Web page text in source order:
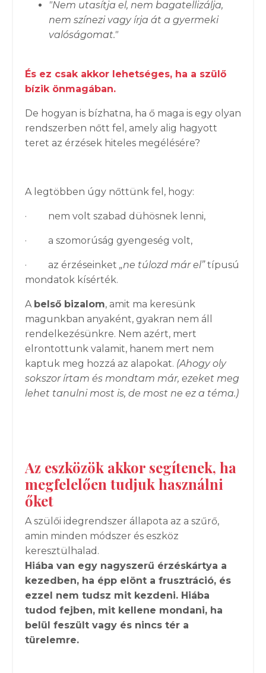
"Nem utasítja el, nem bagatellizálja,
nem színezi vagy írja át a gyermeki
valóságomat."
És ez csak akkor lehetséges, ha a szülő
bízik önmagában.
De hogyan is bízhatna, ha ő maga is egy olyan
rendszerben nőtt fel, amely alig hagyott
teret az érzések hiteles megélésére?
A legtöbben úgy nőttünk fel, hogy:
· nem volt szabad dühösnek lenni,
· a szomorúság gyengeség volt,
· az érzéseinket „ne túlozd már el”típusú
mondatok kísérték.
A belső bizalom, amit ma keresünk
magunkban anyaként, gyakran nem áll
rendelkezésünkre. Nem azért, mert
elrontottunk valamit, hanem mert nem
kaptuk meg hozzá az alapokat. (Ahogy oly
sokszor írtam és mondtam már, ezeket meg
lehet tanulni most is, de most ne ez a téma.)
Az eszközök akkor segítenek, ha
megfelelően tudjuk használni
őket
A szülői idegrendszer állapota az a szűrő,
amin minden módszer és eszköz
keresztülhalad.
Hiába van egy nagyszerű érzéskártya a
kezedben, ha épp elönt a frusztráció, és
ezzel nem tudsz mit kezdeni. Hiába
tudod fejben, mit kellene mondani, ha
belül feszült vagy és nincs tér a
türelemre.